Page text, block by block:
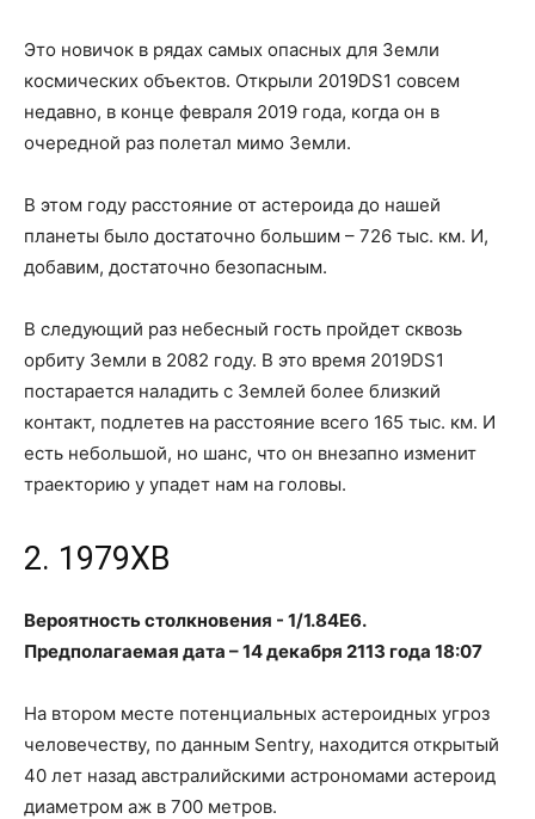
Это новичок в рядах самых опасных для Земли
космических объектов. Открыли 2019DS1 совсем
недавно, в конце февраля 2019 года, когда он в
очередной раз полетал мимо Земли.
В этом году расстояние от астероида до нашей
планеты было достаточно большим – 726 тыс. км. И,
добавим, достаточно безопасным.
В следующий раз небесный гость пройдет сквозь
орбиту Земли в 2082 году. В это время 2019DS1
постарается наладить с Землей более близкий
контакт, подлетев на расстояние всего 165 тыс. км. И
есть небольшой, но шанс, что он внезапно изменит
траекторию у упадет нам на головы.
2. 1979XB
Вероятность столкновения - 1/1.84Е6.
Предполагаемая дата – 14 декабря 2113 года 18:07
На втором месте потенциальных астероидных угроз
человечеству, по данным Sentry, находится открытый
40 лет назад австралийскими астрономами астероид
диаметром аж в 700 метров.